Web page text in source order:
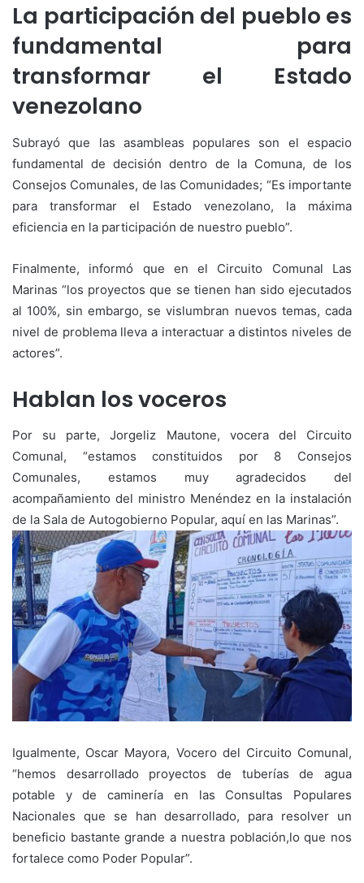
La participación del pueblo es
fundamental para
transformar el Estado
venezolano
Subrayó que las asambleas populares son el espacio
fundamental de decisión dentro de la Comuna, de los
Consejos Comunales, de las Comunidades; “Es importante
para transformar el Estado venezolano, la máxima
eficiencia en la participación de nuestro pueblo”.
Finalmente, informó que en el Circuito Comunal Las
Marinas “los proyectos que se tienen han sido ejecutados
al 100%, sin embargo, se vislumbran nuevos temas, cada
nivel de problema lleva a interactuar a distintos niveles de
actores”.
Hablan los voceros
Por su parte, Jorgeliz Mautone, vocera del Circuito
Comunal, “estamos constituidos por 8 Consejos
Comunales, estamos muy agradecidos del
acompañamiento del ministro Menéndez en la instalación
de la Sala de Autogobierno Popular, aquí en las Marinas”.
Igualmente, Oscar Mayora, Vocero del Circuito Comunal,
“hemos desarrollado proyectos de tuberías de agua
potable y de caminería en las Consultas Populares
Nacionales que se han desarrollado, para resolver un
beneficio bastante grande a nuestra población,lo que nos
fortalece como Poder Popular”.